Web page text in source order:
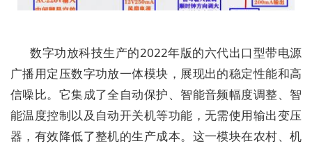
数字功放科技生产的2022年版的六代出口型带电源
广播用定压数字功放一体模块，展现出的稳定性能和高
信噪比。它集成了全自动保护、智能音频幅度调整、智
能温度控制以及自动开关机等功能，无需使用输出变压
器，有效降低了整机的生产成本。这一模块在农村、机